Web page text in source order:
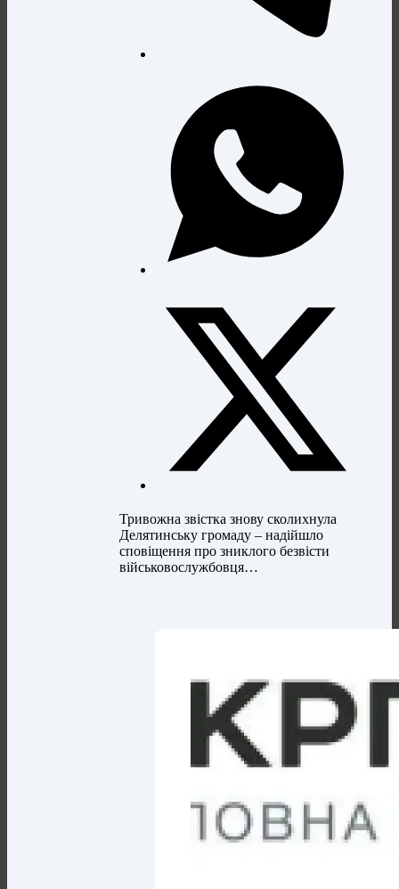
Тривожна звістка знову сколихнула
Делятинську громаду – надійшло
сповіщення про зниклого безвісти
військовослужбовця…